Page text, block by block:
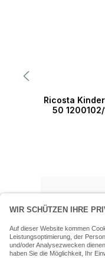
Ricosta
50
07243 54050